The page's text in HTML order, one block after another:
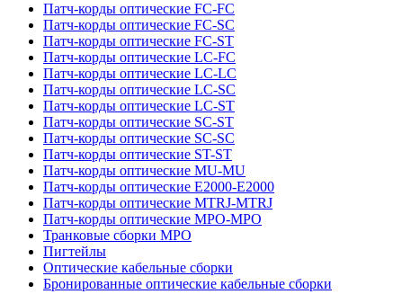
Патч-корды оптические FC-FC
Патч-корды оптические FC-SC
Патч-корды оптические FC-ST
Патч-корды оптические LC-FC
Патч-корды оптические LC-LC
Патч-корды оптические LC-SC
Патч-корды оптические LC-ST
Патч-корды оптические SC-ST
Патч-корды оптические SC-SC
Патч-корды оптические ST-ST
Патч-корды оптические MU-MU
Патч-корды оптические E2000-E2000
Патч-корды оптические MTRJ-MTRJ
Патч-корды оптические MPO-MPO
Транковые сборки MPO
Пигтейлы
Оптические кабельные сборки
Бронированные оптические кабельные сборки